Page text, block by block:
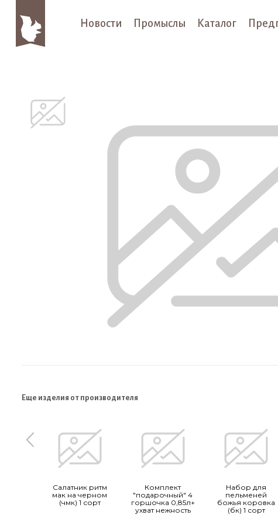
Новости Промыслы Каталог
Еще изделия от производителя
Салатник ритм
мак на черном
(чмк) 1 сорт
Комплект
"подарочный" 4
горшочка 0,85л+
ухват нежность
Набор для
пельменей
божья коровка
(бк) 1 сорт